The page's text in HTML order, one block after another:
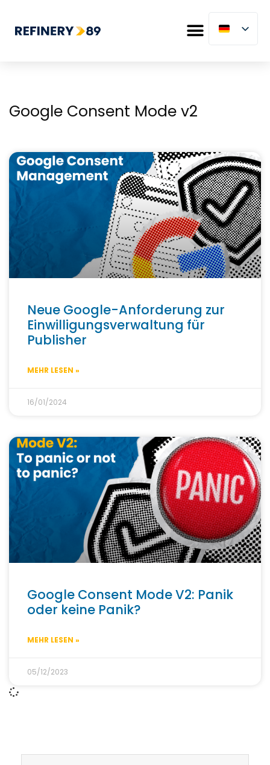
Google Consent Mode v2
Neue Google-Anforderung zur
Einwilligungsverwaltung für
Publisher
MEHR LESEN »
16/01/2024
Google Consent Mode V2: Panik
oder keine Panik?
MEHR LESEN »
05/12/2023